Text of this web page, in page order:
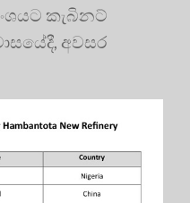
කැබිනට්
අවසර